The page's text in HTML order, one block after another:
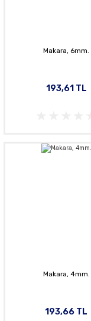
Makara, 6mm.
193,61 TL
Makara, 4mm.
193,66 TL